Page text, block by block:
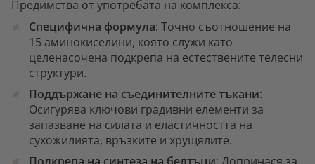
Предимства от употребата на комплекса:
Специфична формула: Точно съотношение на
15 аминокиселини, която служи като
целенасочена подкрепа на естествените телесни
структури.
Поддържане на съединителните тъкани:
Осигурява ключови градивни елементи за
запазване на силата и еластичността на
сухожилията, връзките и хрущялите.